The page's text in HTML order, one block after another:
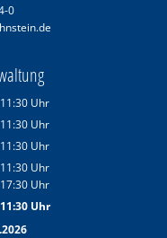
0
11:30 Uhr
Von 08:30 bis 11:30 Uhr
11:30 Uhr
Von 08:30 bis 11:30 Uhr
11:30 Uhr
Von 08:30 bis 11:30 Uhr
11:30 Uhr
Von 08:30 bis 11:30 Uhr
17:30 Uhr
Von 14:00 bis 17:30 Uhr
11:30Uhr
Von 08:30 bis 11:30 Uhr